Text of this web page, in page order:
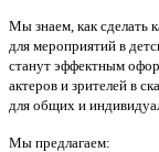
Мы знаем, как сделать
для мероприятий в
станут эффектным
актеров и зрителей в
для общих и
Мы предлагаем: